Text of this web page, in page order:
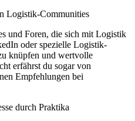
Logistik-Communities
und Foren, die sich mit Logistik
oder spezielle Logistik-
knüpfen und wertvolle
erfährst du sogar von
Empfehlungen bei
durch Praktika